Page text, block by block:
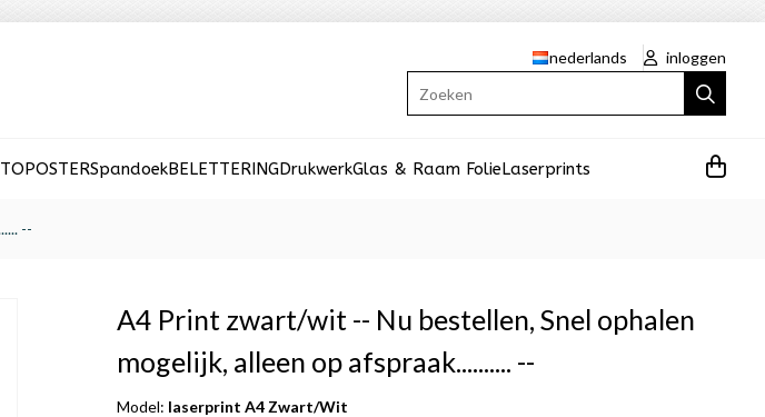
nederlands
inloggen
SpandoekBELETTERINGDrukwerkGlas & Raam FolieLaserprints
--
A4 Print zwart/wit -- Nu bestellen, Snel ophalen
mogelijk, alleen op afspraak.......... --
Model: laserprint A4 Zwart/Wit